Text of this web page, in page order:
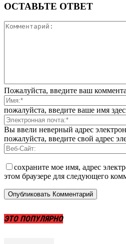
ОСТАВЬТЕ ОТВЕТ
Пожалуйста, введите ваш
пожалуйста, введите ваше имя
Вы ввели неверный адрес
пожалуйста, введите свой адрес
сохраните мое имя, адрес
этом браузере для следующего
ЭТО ПОПУЛЯРНО